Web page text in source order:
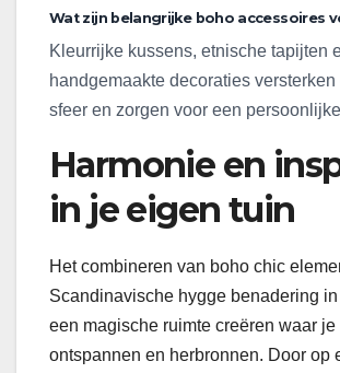
Wat zijn belangrijke boho accessoires
Kleurrijke kussens, etnische tapijten
handgemaakte decoraties
sfeer en zorgen voor een
Harmonie en
in je eigen tuin
Het combineren van boho chic
Scandinavische hygge benadering
een magische ruimte creëren waar je
ontspannen en herbronnen. Door op